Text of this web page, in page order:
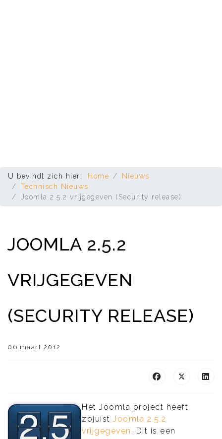
U bevindt zich hier: Home
Nieuws
Technisch Nieuws
Joomla 2.5.2 vrijgegeven (Security release)
JOOMLA 2.5.2
VRIJGEGEVEN
(SECURITY RELEASE)
06 maart 2012
Het Joomla project heeft
zojuist Joomla 2.5.2
vrijgegeven . Dit is een